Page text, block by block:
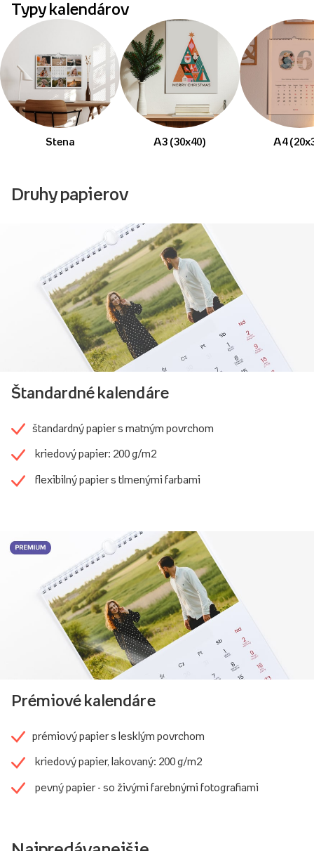
Typy kalendárov
Stena A3 (30x40) A4
Druhy papierov
Štandardné kalendáre
štandardný papier s matným povrchom
kriedový papier: 200 g/m2
flexibilný papier s tlmenými farbami
Prémiové kalendáre
prémiový papier s lesklým povrchom
kriedový papier, lakovaný: 200 g/m2
pevný papier - so živými farebnými fotografiami